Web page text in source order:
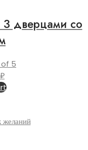
3 дверцами со
5
₽
желаний